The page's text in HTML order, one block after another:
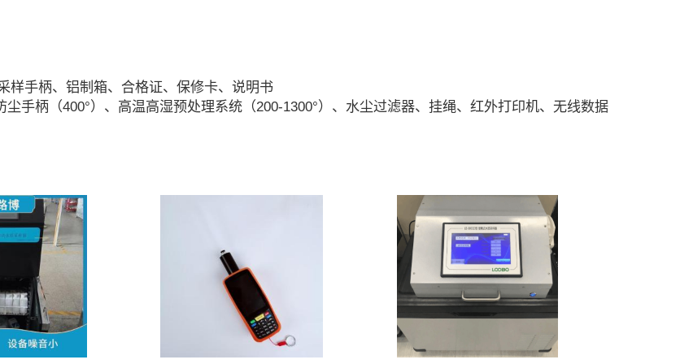
样手柄、铝制箱、合格证、保修卡、说明书
手柄（400°）、高温高湿预处理系统（200-1300°）、水尘过滤器、挂绳、红外打印机、无线数据